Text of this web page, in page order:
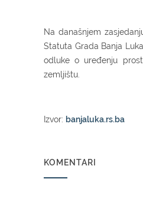
Na današnjem
Statuta Grada Banja
odluke o uređenju
zemljištu.
Izvor: banjaluka.rs.ba
KOMENTARI